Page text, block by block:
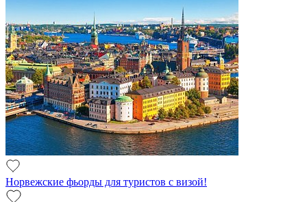
Норвежские фьорды для туристов с визой!